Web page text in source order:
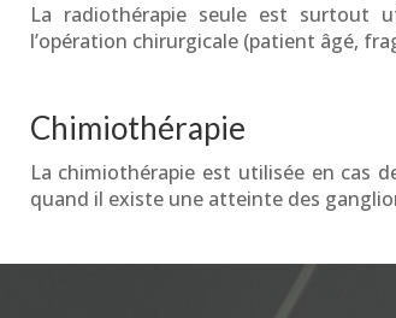
La radiothérapie seule est surtout
l’opération chirurgicale (patient âgé,
Chimiothérapie
La chimiothérapie est utilisée en cas
quand il existe une atteinte des